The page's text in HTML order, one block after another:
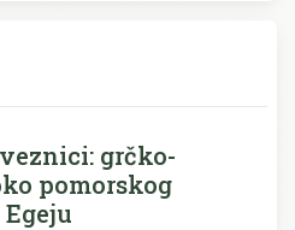
grčko-
pomorskog